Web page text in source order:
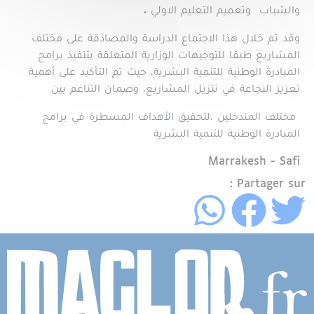
والشباب وتعميم التعليم الاولي .
وقد تم خلال هذا الاجتماع الدراسة والمصادقة على مختلف
المشاريع طبقا للتوجيهات الوزارية المتعلقة بتنفيذ برامج
المبادرة الوطنية للتنمية البشرية، حيث تم التأكيد على أهمية
تعزيز النجاعة في تنزيل المشاريع، وضمان التناغم بين
مختلف المتدخلين ،لتحقيق الأهداف المسطرة في برامج
المبادرة الوطنية للتنمية البشرية
Région
Marrakesh - Safi
Partager sur :